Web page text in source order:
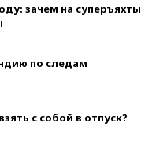
зачем на суперъяхты
по следам
с собой в отпуск?